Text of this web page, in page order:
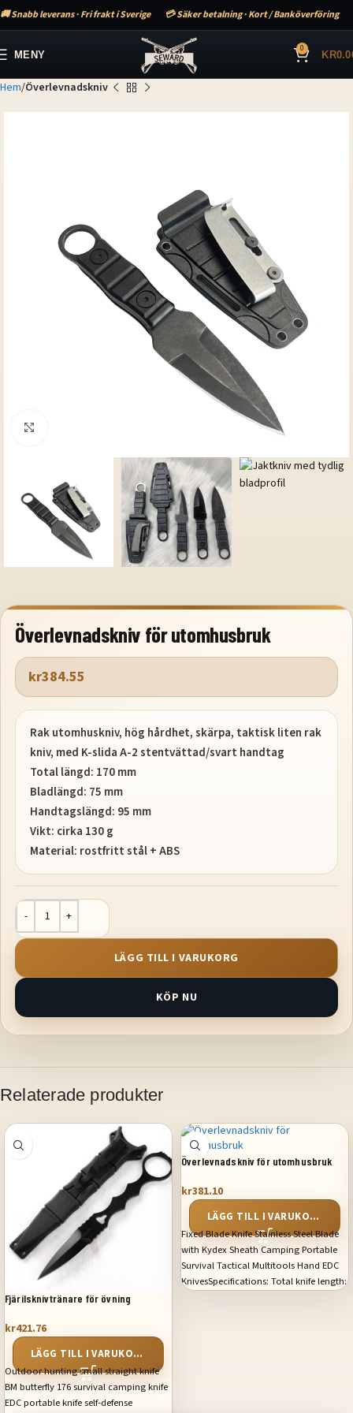
🚚 Snabb leverans · Fri frakt i Sverige 💳 Säker betalning · Kort / Banköverföring
MENY 0 KR
Hem Överlevnadskniv
Överlevnadskniv för utomhusbruk
kr384.55
Rak utomhuskniv, hög hårdhet, skärpa, taktisk liten rak
kniv, med K-slida A-2 stentvättad/svart handtag
Total längd: 170 mm
Bladlängd: 75 mm
Handtagslängd: 95 mm
Vikt: cirka 130 g
Material: rostfritt stål + ABS
LÄGG TILL I VARUKORG
KÖP NU
Relaterade produkter
Fjärilsknivtränare för övning
kr421.76
LÄGG TILL I VARUKORG
Outdoor hunting small straight knife
BM butterfly 176 survival camping knife
EDC portable knife self-defense
Överlevnadskniv för utomhusbruk
kr381.10
LÄGG TILL I VARUKORG
Fixed Blade Knife Stainless Steel Blade
with Kydex Sheath Camping Portable
Survival Tactical Multitools Hand EDC
KnivesSpecifications: Total knife length: